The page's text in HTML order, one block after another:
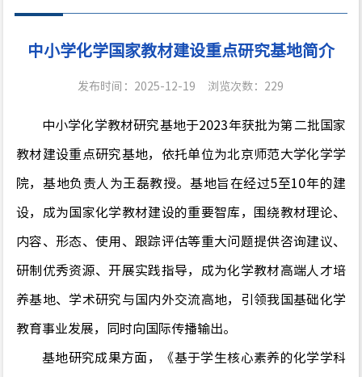
中小学化学国家教材建设重点研究基地简介
发布时间：2025-12-19 浏览次数： 229
中小学化学教材研究基地于2023年获批为第二批国家
教材建设重点研究基地，依托单位为北京师范大学化学学
院，基地负责人为王磊教授。基地旨在经过5至10年的建
设，成为国家化学教材建设的重要智库，围绕教材理论、
内容、形态、使用、跟踪评估等重大问题提供咨询建议、
研制优秀资源、开展实践指导，成为化学教材高端人才培
养基地、学术研究与国内外交流高地，引领我国基础化学
教育事业发展，同时向国际传播输出。
基地研究成果方面，《基于学生核心素养的化学学科